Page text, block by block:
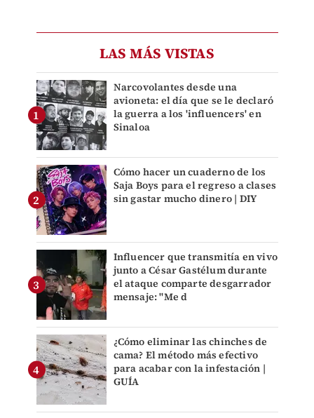
LAS MÁS VISTAS
Narcovolantes desde una
avioneta: el día que se le declaró
la guerra a los 'influencers' en
Sinaloa
Cómo hacer un cuaderno de los
Saja Boys para el regreso a clases
sin gastar mucho dinero | DIY
Influencer que transmitía en vivo
junto a César Gastélum durante
el ataque comparte desgarrador
mensaje: "Me d
¿Cómo eliminar las chinches de
cama? El método más efectivo
para acabar con la infestación |
GUÍA